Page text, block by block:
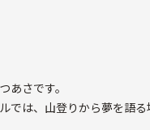
あさです。
では、山登りから夢を語る